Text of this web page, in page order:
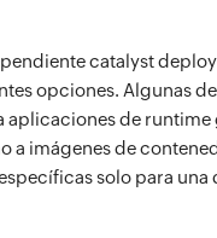
catalyst
opciones. Algunas de
aplicaciones de runtime
a imágenes de
solo para una